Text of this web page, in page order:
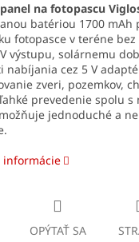
na fotopascu
batériou 1700 mAh
fotopasce v teréne
výstupu, solárnemu
nabíjania cez 5 V
zveri, pozemkov,
prevedenie spolu
jednoduché a
informácie
OPÝTAŤ SA